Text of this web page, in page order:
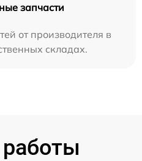
запчасти
от производителя в
складах.